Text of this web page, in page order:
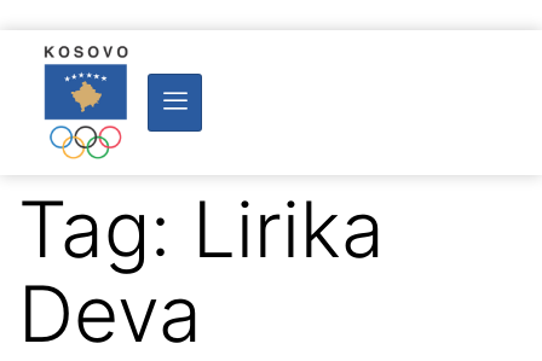
Tag: Lirika
Deva